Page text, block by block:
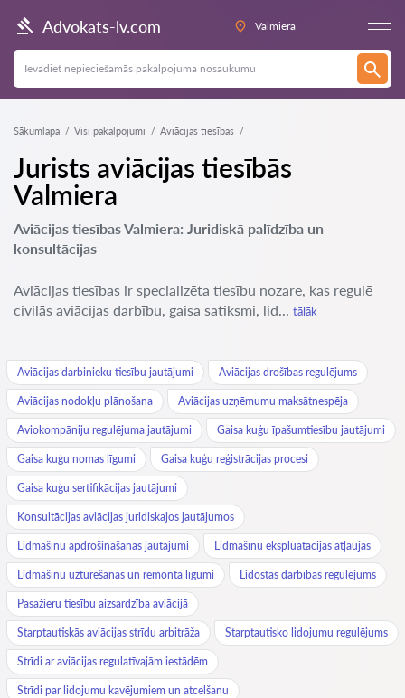
Advokats-lv.com Valmiera
Sākumlapa Visi pakalpojumi Aviācijas tiesības
Jurists aviācijas tiesībās
Valmiera
Aviācijas tiesības Valmiera: Juridiskā palīdzība un
konsultācijas
Aviācijas tiesības ir specializēta tiesību nozare, kas regulē
civilās aviācijas darbību, gaisa satiksmi, lid... tālāk
Aviācijas darbinieku tiesību jautājumi Aviācijas drošības regulējums
Aviācijas nodokļu plānošana Aviācijas uzņēmumu maksātnespēja
Aviokompāniju regulējuma jautājumi Gaisa kuģu īpašumtiesību jautājumi
Gaisa kuģu nomas līgumi Gaisa kuģu reģistrācijas procesi
Gaisa kuģu sertifikācijas jautājumi
Konsultācijas aviācijas juridiskajos jautājumos
Lidmašīnu apdrošināšanas jautājumi Lidmašīnu ekspluatācijas atļaujas
Lidmašīnu uzturēšanas un remonta līgumi Lidostas darbības regulējums
Pasažieru tiesību aizsardzība aviācijā
Starptautiskās aviācijas strīdu arbitrāža Starptautisko lidojumu regulējums
Strīdi ar aviācijas regulatīvajām iestādēm
Strīdi par lidojumu kavējumiem un atcelšanu